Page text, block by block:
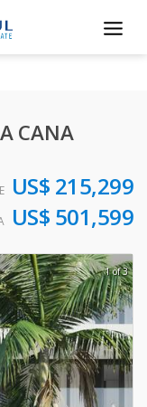
CANA
US$ 215,299
US$ 501,599
1 of 3